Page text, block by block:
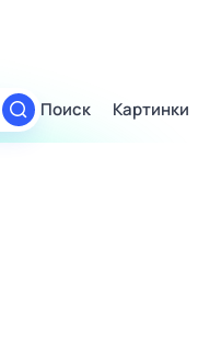
Поиск Картинки